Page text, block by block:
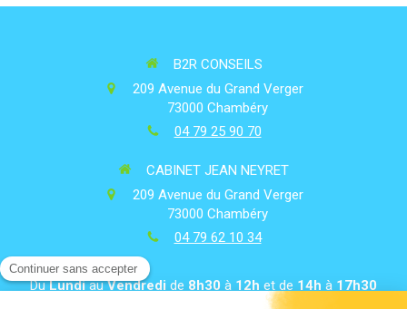
B2R CONSEILS
209 Avenue du Grand Verger
73000 Chambéry
04 79 25 90 70
CABINET JEAN NEYRET
209 Avenue du Grand Verger
73000 Chambéry
04 79 62 10 34
DuLundiauVendredi de 8h30 à 12h et de 14h à 17h30